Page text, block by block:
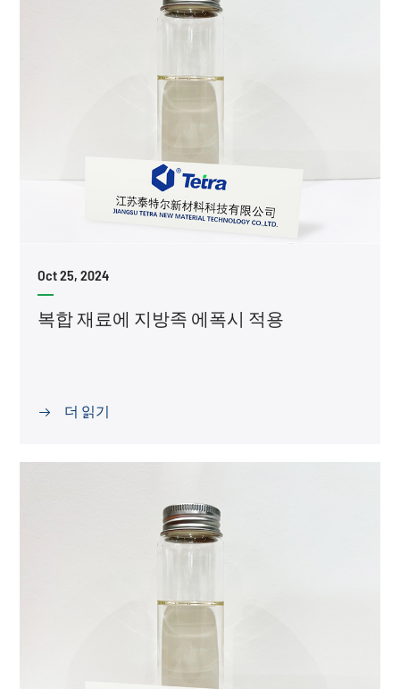
Oct 25, 2024
복합 재료에 지방족 에폭시 적용
 더 읽기